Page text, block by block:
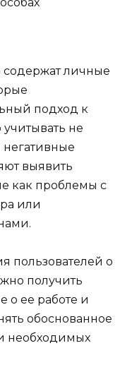
содержат личные
подход к
не
выявить
как проблемы с
или
пользователей о
получить
о ее работе и
обоснованное
необходимых